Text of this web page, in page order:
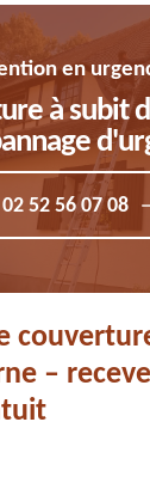
en
à subit
02 52 56 07 08
–